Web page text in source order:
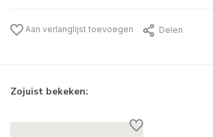
Aan verlanglijst toevoegen Delen
Zojuist bekeken: